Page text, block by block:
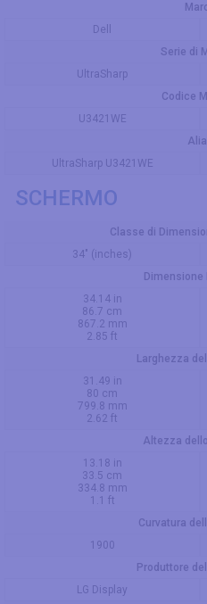
Dell
Serie di
UltraSharp
Codice
U3421WE
UltraSharp U3421WE
SCHERMO
Classe di
34" (inches)
Dimensione
34.14 in
86.7 cm
867.2 mm
2.85 ft
Larghezza
31.49 in
80 cm
799.8 mm
2.62 ft
Altezza
13.18 in
33.5 cm
334.8 mm
1.1 ft
Curvatura
1900
Produttore
LG Display